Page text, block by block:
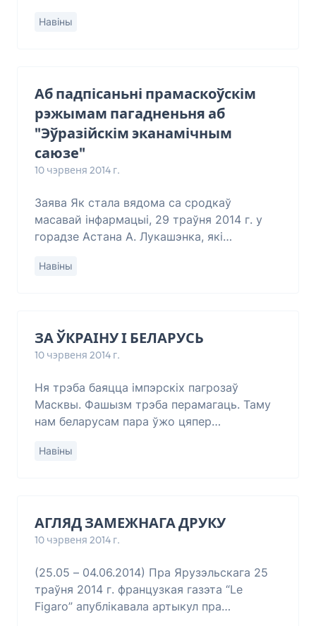
КХП-БНФ і БНФ “Адраджэньне”. Сойм
Навіны
Аб падпісаньні прамаскоўскім
рэжымам пагадненьня аб
"Эўразійскім эканамічным
саюзе"
10 чэрвеня 2014 г.
Заява Як стала вядома са сродкаў
масавай інфармацыі, 29 траўня 2014 г. у
горадзе Астана А. Лукашэнка, які
міжнароднай супольнасьцю, 18–ты год
Навіны
ЗА ЎКРАІНУ І БЕЛАРУСЬ
10 чэрвеня 2014 г.
Ня трэба баяцца імпэрскіх пагрозаў
Масквы. Фашызм трэба перамагаць. Таму
нам беларусам пара ўжо цяпер
фашысцкай агрэсіі, маючы на ўвазе вопыт
Навіны
АГЛЯД ЗАМЕЖНАГА ДРУКУ
10 чэрвеня 2014 г.
(25.05 – 04.06.2014) Пра Ярузэльскага 25
траўня 2014 г. французкая газэта “Le
Figaro” апублікавала артыкул пра